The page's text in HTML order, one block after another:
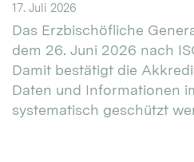
17. Juli 2026
Das Erzbischöfliche
dem 26. Juni 2026 nach
Damit bestätigt die
Daten und Informationen
systematisch geschützt